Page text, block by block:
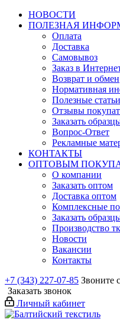
НОВОСТИ
ПОЛЕЗНАЯ
Оплата
Доставка
Самовывоз
Заказ в
Возврат и обмен
Нормативная
Полезные статьи
Отзывы
Заказать
Вопрос-Ответ
Рекламные
КОНТАКТЫ
ОПТОВЫМ
О компании
Заказать оптом
Доставка оптом
Комплексные
Заказать
Производство
Новости
Вакансии
Контакты
+7 (343) 227-07-85 Звоните
Заказать звонок
Личный кабинет